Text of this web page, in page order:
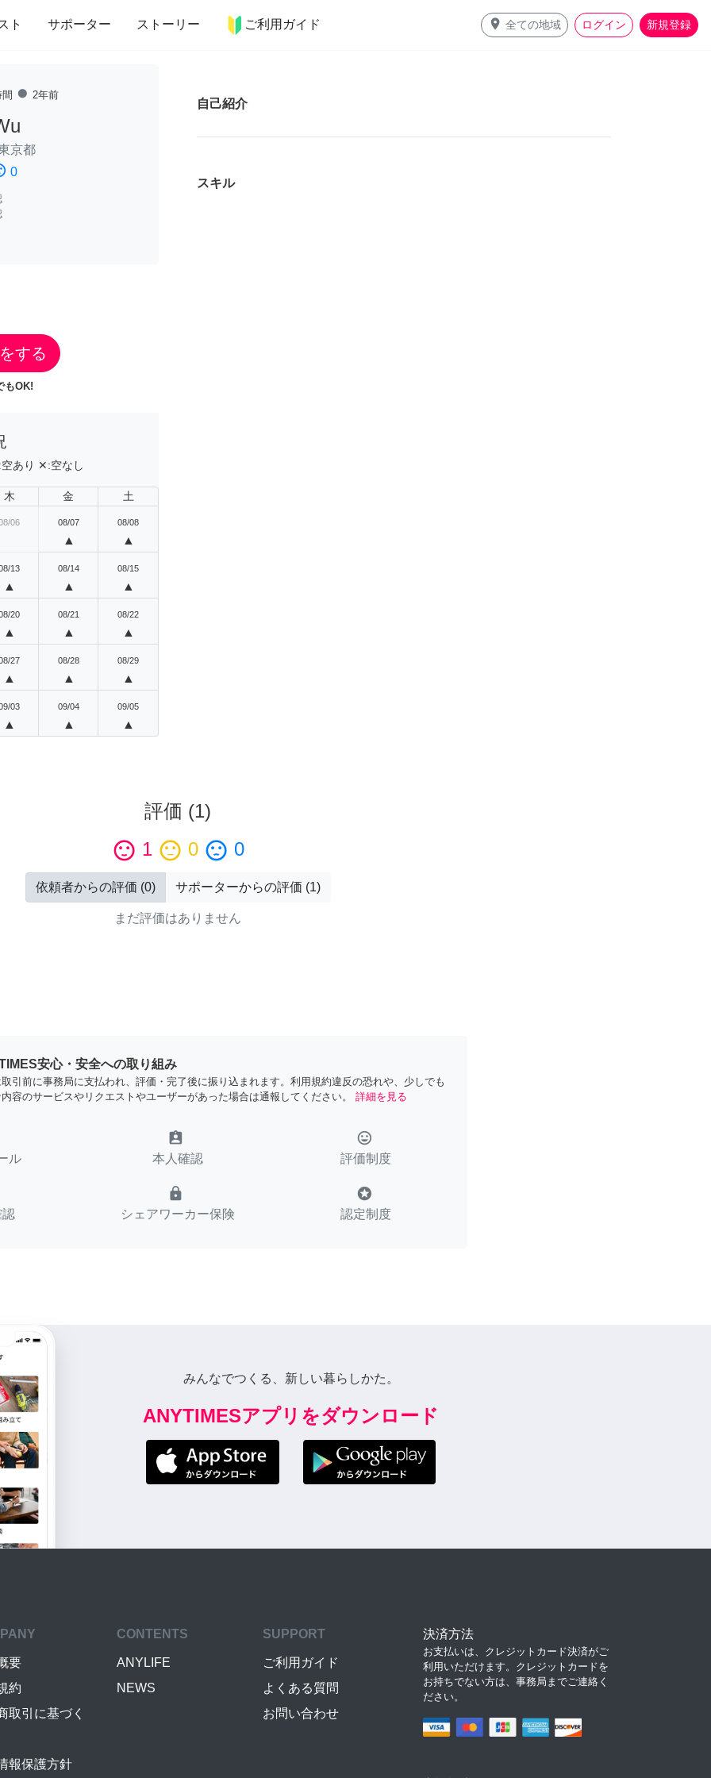
ト サポーター ストーリー ご利用ガイド place 全ての地域 ログイン 新規登録
インテリア 趣味・習い事 ペット 料理
fiber_manual_record 2年前
京都
0
する
もOK!
空あり ✕:空なし
木 金 土
06 08/07
▲
08/08
▲
13
▲
08/14
▲
08/15
▲
20
▲
08/21
▲
08/22
▲
27
▲
08/28
▲
08/29
▲
03
▲
09/04
▲
09/05
▲
自己紹介
スキル
評価 (1)
sentiment_satisfied 1 sentiment_neutral 0 sentiment_dissatisfied 0
依頼者からの評価 (0) サポーターからの評価 (1)
まだ評価はありません
安心・安全への取り組み
引前に事務局に支払われ、評価・完了後に振り込まれます。利用規約違反の恐れや、少しでも
容のサービスやリクエストやユーザーがあった場合は通報してください。
詳細を見る
ル
assignment_ind
本人確認
tag_faces
評価制度
lock
シェアワーカー保険
stars
認定制度
みんなでつくる、新しい暮らしかた。
ANYTIMESアプリをダウンロード
要
約
取引に基づく
報保護方針
CONTENTS
ANYLIFE
NEWS
SUPPORT
ご利用ガイド
よくある質問
お問い合わせ
決済方法
お支払いは、クレジットカード決済がご
利用いただけます。クレジットカードを
お持ちでない方は、事務局までご連絡く
ださい。